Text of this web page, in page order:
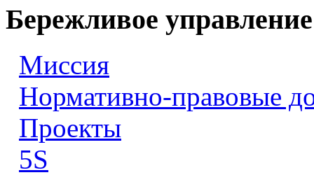
Бережливое управление
Миссия
Нормативно-правовые
Проекты
5S